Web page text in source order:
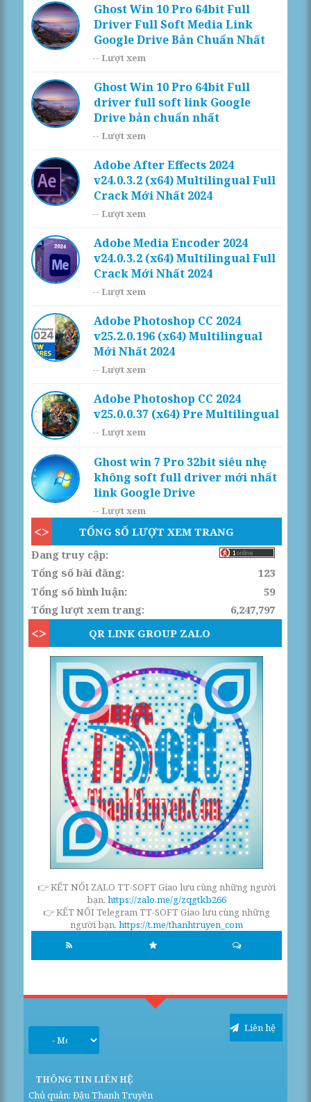
Ghost Win 10 Pro 64bit Full
Driver Full Soft Media Link
Google Drive Bản Chuẩn Nhất
-- Lượt xem
Ghost Win 10 Pro 64bit Full
driver full soft link Google
Drive bản chuẩn nhất
-- Lượt xem
Adobe After Effects 2024
v24.0.3.2 (x64) Multilingual Full
Crack Mới Nhất 2024
-- Lượt xem
Adobe Media Encoder 2024
v24.0.3.2 (x64) Multilingual Full
Crack Mới Nhất 2024
-- Lượt xem
Adobe Photoshop CC 2024
v25.2.0.196 (x64) Multilingual
Mới Nhất 2024
-- Lượt xem
Adobe Photoshop CC 2024
v25.0.0.37 (x64) Pre Multilingual
-- Lượt xem
Ghost win 7 Pro 32bit siêu nhẹ
không soft full driver mới nhất
link Google Drive
-- Lượt xem
TỔNG SỐ LƯỢT XEM TRANG
Đang truy cập:
Tổng số bài đăng:
123
Tổng số bình luận:
59
Tổng lượt xem trang:
6,247,797
QR LINK GROUP ZALO
👉 KẾT NỐI ZALO TT-SOFT Giao lưu cùng những người
bạn. https://zalo.me/g/zqgtkb266
👉 KẾT NỐI Telegram TT-SOFT Giao lưu cùng những
người bạn. https://t.me/thanhtruyen_com
Liên hệ
THÔNG TIN LIÊN HỆ
Chủ quản: Đậu Thanh Truyền